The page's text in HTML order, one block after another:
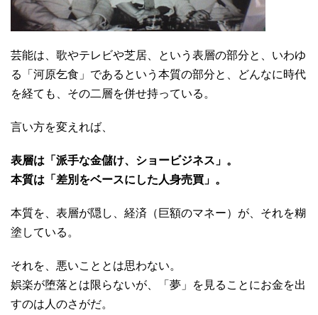
芸能は、歌やテレビや芝居、という表層の部分と、いわゆ
る「河原乞食」であるという本質の部分と、どんなに時代
を経ても、その二層を併せ持っている。
言い方を変えれば、
表層は「派手な金儲け、ショービジネス」。
本質は「差別をベースにした人身売買」。
本質を、表層が隠し、経済（巨額のマネー）が、それを糊
塗している。
それを、悪いこととは思わない。
娯楽が堕落とは限らないが、「夢」を見ることにお金を出
すのは人のさがだ。